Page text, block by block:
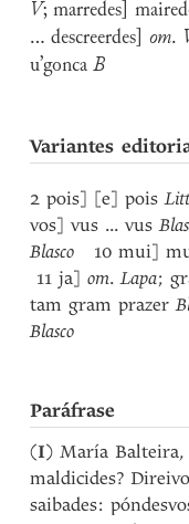
V; marredes]
... descreerdes] om.
u’goncaB
Variantes
2 pois] [e] pois
vos] vus ... vus
Blasco 10 mui]
11 ja]om.Lapa;
tam gram prazer
Blasco
Paráfrase
(I) María Balteira,
maldicides?
saibades: